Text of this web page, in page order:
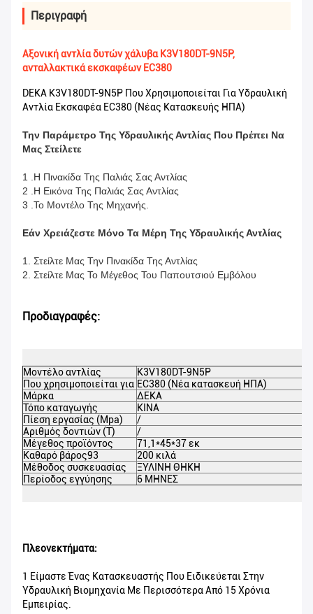
Περιγραφή
Αξονική αντλία δυτών χάλυβα K3V180DT-9N5P,
ανταλλακτικά εκσκαφέων EC380
DEKA K3V180DT-9N5P Που Χρησιμοποιείται Για Υδραυλική
Αντλία Εκσκαφέα EC380 (νέας Κατασκευής ΗΠΑ)
Την Παράμετρο Της Υδραυλικής Αντλίας Που Πρέπει Να
Μας Στείλετε
1 .Η Πινακίδα Της Παλιάς Σας Αντλίας
2 .Η Εικόνα Της Παλιάς Σας Αντλίας
3 .Το Μοντέλο Της Μηχανής.
Εάν Χρειάζεστε Μόνο Τα Μέρη Της Υδραυλικής Αντλίας
1. Στείλτε Μας Την Πινακίδα Της Αντλίας
2. Στείλτε Μας Το Μέγεθος Του Παπουτσιού Εμβόλου
Προδιαγραφές:
Μοντέλο αντλίας
K3V180DT-9N5P
Που χρησιμοποιείται για EC380 (Νέα κατασκευή ΗΠΑ)
Μάρκα
ΔΕΚΑ
Τόπο καταγωγής
ΚΙΝΑ
Πίεση εργασίας (Mpa)
/
Αριθμός δοντιών (Τ)
/
Μέγεθος προϊόντος
71,1*45*37 εκ
Καθαρό βάρος93
200 κιλά
Μέθοδος συσκευασίας
ΞΥΛΙΝΗ ΘΗΚΗ
Περίοδος εγγύησης
6 ΜΗΝΕΣ
Πλεονεκτήματα:
1 Είμαστε Ένας Κατασκευαστής Που Ειδικεύεται Στην
Υδραυλική Βιομηχανία Με Περισσότερα Από 15 Χρόνια
Εμπειρίας.